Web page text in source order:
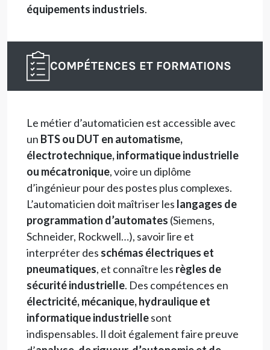
équipements industriels.
COMPÉTENCES ET FORMATIONS
Le métier d’automaticien est accessible avec
un BTS ou DUT en automatisme,
électrotechnique, informatique industrielle
ou mécatronique, voire un diplôme
d’ingénieur pour des postes plus complexes.
L’automaticien doit maîtriser les langages de
programmation d’automates (Siemens,
Schneider, Rockwell…), savoir lire et
interpréter des schémas électriques et
pneumatiques, et connaître les règles de
sécurité industrielle. Des compétences en
électricité, mécanique, hydraulique et
informatique industriellesont
indispensables. Il doit également faire preuve